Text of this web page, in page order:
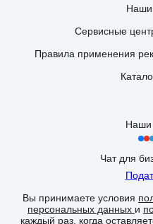
Наши
Сервисные
Правила применения
Наши
Чат для
Вы принимаете условия
персональных данных и
каждый раз, когда